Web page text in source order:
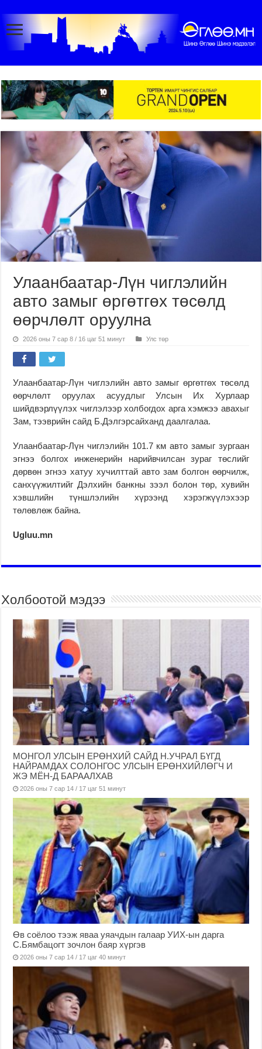
Улаанбаатар-Лүн чиглэлийн
авто замыг өргөтгөх төсөлд
өөрчлөлт оруулна
2026 оны 7 сар 8 / 16 цаг 51 минут Улс төр
Улаанбаатар-Лүн чиглэлийн авто замыг өргөтгөх төсөлд
өөрчлөлт оруулах асуудлыг Улсын Их Хурлаар
шийдвэрлүүлэх чиглэлээр холбогдох арга хэмжээ авахыг
Зам, тээврийн сайд Б.Дэлгэрсайханд даалгалаа.
Улаанбаатар-Лүн чиглэлийн 101.7 км авто замыг зургаан
эгнээ болгох инженерийн нарийвчилсан зураг төслийг
дөрвөн эгнээ хатуу хучилттай авто зам болгон өөрчилж,
санхүүжилтийг Дэлхийн банкны зээл болон төр, хувийн
хэвшлийн түншлэлийн хүрээнд хэрэгжүүлэхээр
төлөвлөж байна.
Ugluu.mn
Холбоотой мэдээ
МОНГОЛ УЛСЫН ЕРӨНХИЙ САЙД Н.УЧРАЛ БҮГД
НАЙРАМДАХ СОЛОНГОС УЛСЫН ЕРӨНХИЙЛӨГЧ И
ЖЭ МЁН-Д БАРААЛХАВ
2026 оны 7 сар 14 / 17 цаг 51 минут
Өв соёлоо тээж яваа уяачдын галаар УИХ-ын дарга
С.Бямбацогт зочлон баяр хүргэв
2026 оны 7 сар 14 / 17 цаг 40 минут